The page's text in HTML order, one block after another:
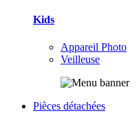
Kids
Appareil Photo
Veilleuse
Pièces détachées